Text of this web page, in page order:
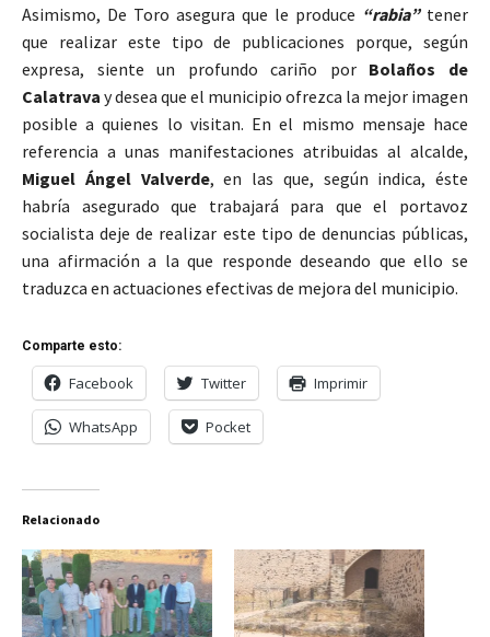
Asimismo, De Toro asegura que le produce “rabia”tener
que realizar este tipo de publicaciones porque, según
expresa, siente un profundo cariño por Bolaños de
Calatrava y desea que el municipio ofrezca la mejor imagen
posible a quienes lo visitan. En el mismo mensaje hace
referencia a unas manifestaciones atribuidas al alcalde,
Miguel Ángel Valverde, en las que, según indica, éste
habría asegurado que trabajará para que el portavoz
socialista deje de realizar este tipo de denuncias públicas,
una afirmación a la que responde deseando que ello se
traduzca en actuaciones efectivas de mejora del municipio.
Comparte esto:
Facebook Twitter Imprimir
WhatsApp Pocket
Relacionado